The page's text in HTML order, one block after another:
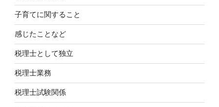
子育てに関すること
感じたことなど
税理士として独立
税理士業務
税理士試験関係